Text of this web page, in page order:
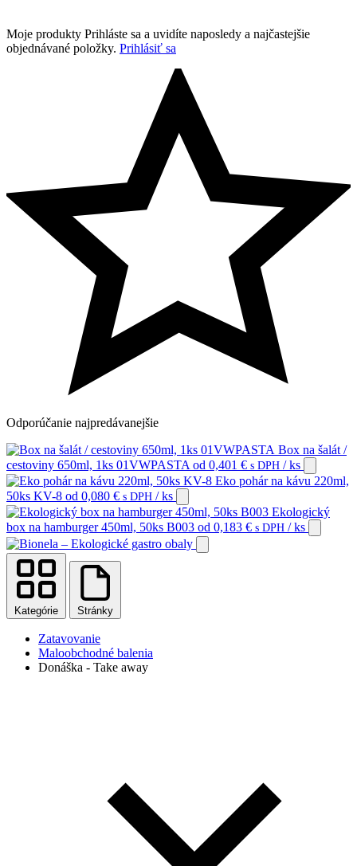
Moje produkty Prihláste sa a uvidíte naposledy a najčastejšie
objednávané položky. Prihlásiť sa
Odporúčanie najpredávanejšie
Box na šalát /
cestoviny 650ml, 1ks 01VWPASTA od 0,401 € s DPH / ks
Eko pohár na kávu 220ml,
50ks KV-8 od 0,080 € s DPH / ks
Ekologický
box na hamburger 450ml, 50ks B003 od 0,183 € s DPH / ks
Kategórie Stránky
Zatavovanie
Maloobchodné balenia
Donáška - Take away